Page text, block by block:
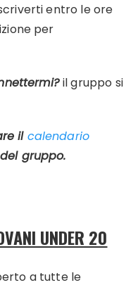
entro le ore
per
il gruppo si
il calendario
gruppo.
UNDER 20
a tutte le